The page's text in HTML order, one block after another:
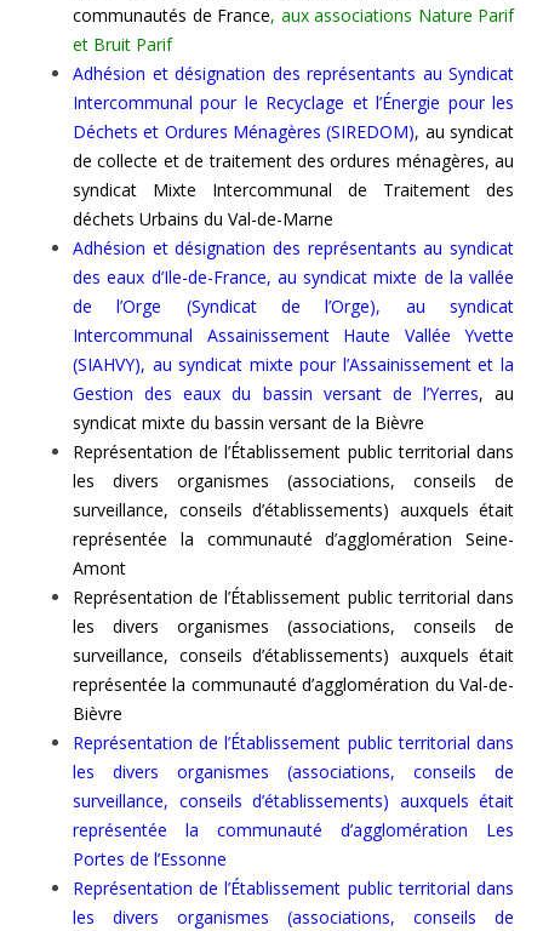
communautés de France, aux associations Nature Parif
et Bruit Parif
Adhésion et désignation des représentants au Syndicat
Intercommunal pour le Recyclage et l’Énergie pour les
Déchets et Ordures Ménagères (SIREDOM), au syndicat
de collecte et de traitement des ordures ménagères, au
syndicat Mixte Intercommunal de Traitement des
déchets Urbains du Val-de-Marne
Adhésion et désignation des représentants au syndicat
des eaux d’Ile-de-France, au syndicat mixte de la vallée
de l’Orge (Syndicat de l’Orge), au syndicat
Intercommunal Assainissement Haute Vallée Yvette
(SIAHVY), au syndicat mixte pour l’Assainissement et la
Gestion des eaux du bassin versant de l’Yerres, au
syndicat mixte du bassin versant de la Bièvre
Représentation de l’Établissement public territorial dans
les divers organismes (associations, conseils de
surveillance, conseils d’établissements) auxquels était
représentée la communauté d’agglomération Seine-
Amont
Représentation de l’Établissement public territorial dans
les divers organismes (associations, conseils de
surveillance, conseils d’établissements) auxquels était
représentée la communauté d’agglomération du Val-de-
Bièvre
Représentation de l’Établissement public territorial dans
les divers organismes (associations, conseils de
surveillance, conseils d’établissements) auxquels était
représentée la communauté d’agglomération Les
Portes de l’Essonne
Représentation de l’Établissement public territorial dans
les divers organismes (associations, conseils de